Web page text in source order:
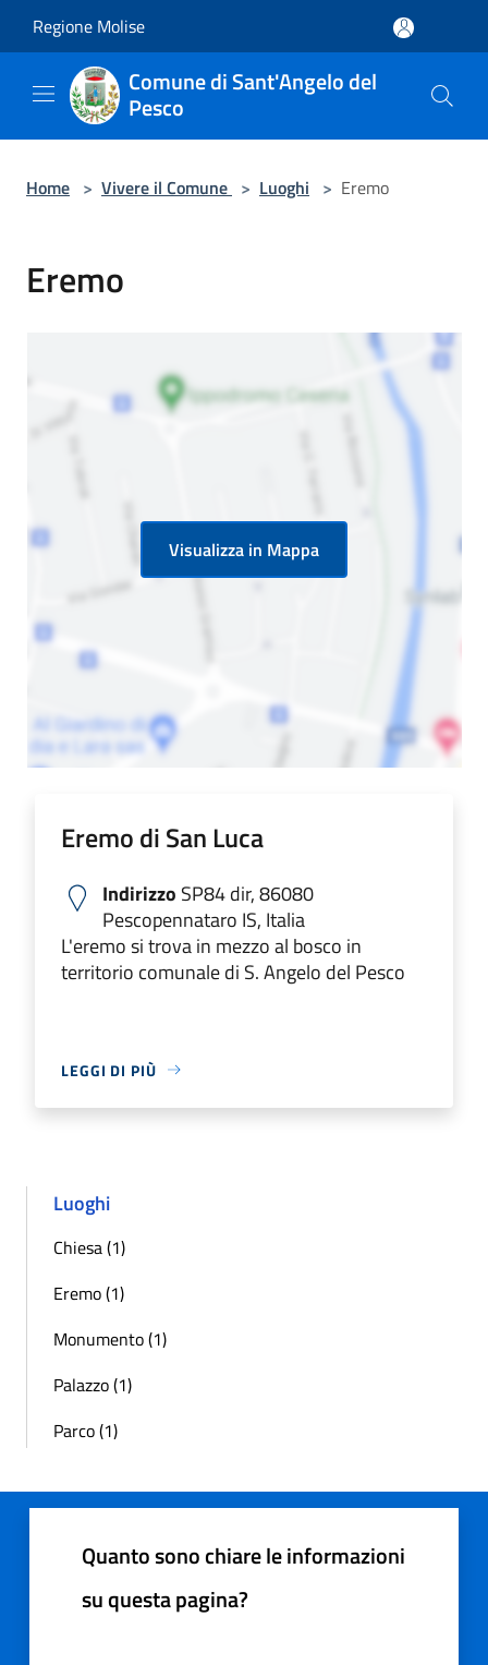
Regione Molise
Comune di Sant'Angelo del
Pesco
Home > Vivere il Comune > Luoghi > Eremo
Eremo
Visualizza in Mappa
Eremo di San Luca
Indirizzo SP84 dir, 86080
Pescopennataro IS, Italia
L'eremo si trova in mezzo al bosco in
territorio comunale di S. Angelo del Pesco
LEGGI DI PIÙ
Luoghi
Chiesa (1)
Eremo (1)
Monumento (1)
Palazzo (1)
Parco (1)
Quanto sono chiare le informazioni
su questa pagina?